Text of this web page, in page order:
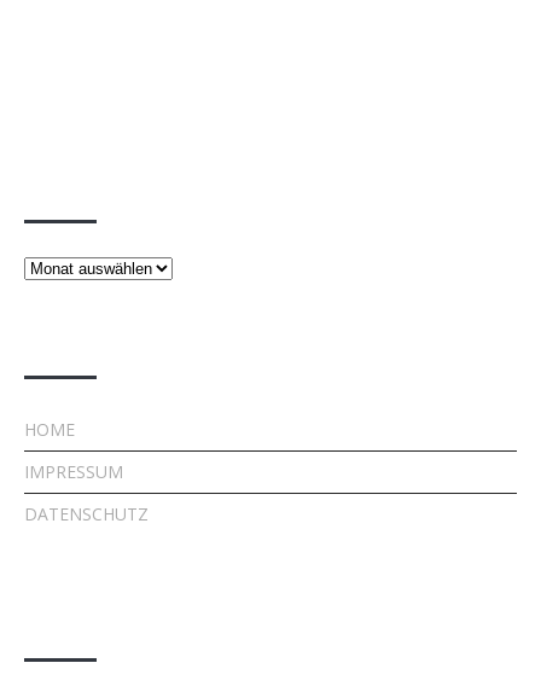
Beiträge
HOME
IMPRESSUM
DATENSCHUTZ